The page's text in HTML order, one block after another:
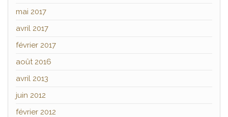
mai 2017
avril 2017
février 2017
août 2016
avril 2013
juin 2012
février 2012